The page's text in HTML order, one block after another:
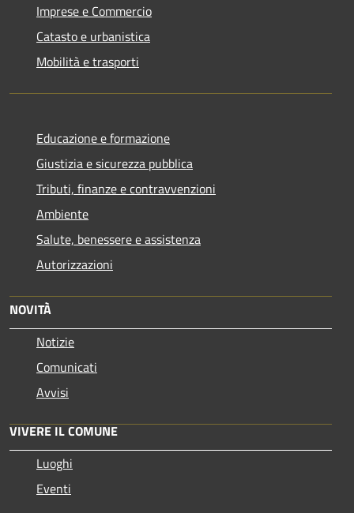
Imprese e Commercio
Catasto e urbanistica
Mobilità e trasporti
Educazione e formazione
Giustizia e sicurezza pubblica
Tributi, finanze e contravvenzioni
Ambiente
Salute, benessere e assistenza
Autorizzazioni
NOVITÀ
Notizie
Comunicati
Avvisi
VIVERE IL COMUNE
Luoghi
Eventi